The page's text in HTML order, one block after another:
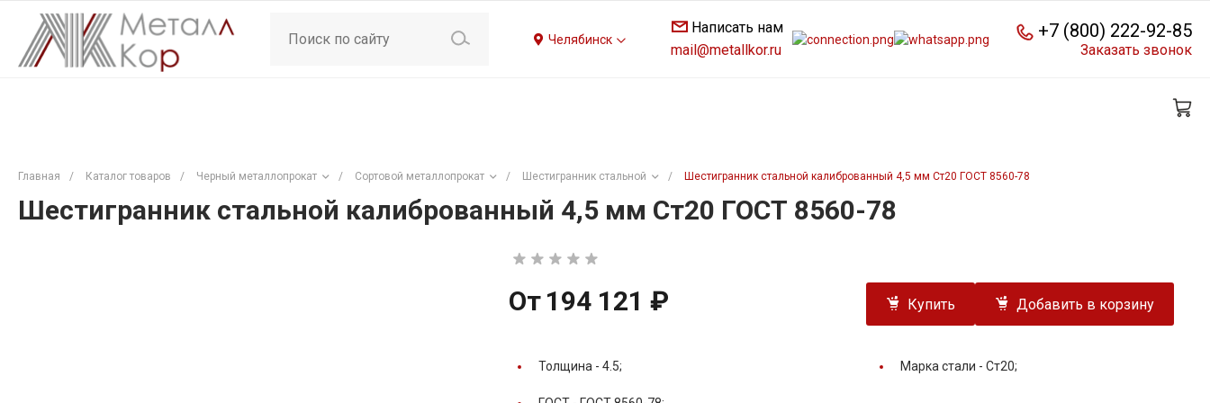
Челябинск
Написать нам
mail@metallkor.ru
+7 (800) 222-92-85
Заказать звонок
Главная / Каталог товаров / Черный металлопрокат / Сортовой металлопрокат / Шестигранник стальной / Шестигранник стальной калиброванный 4,5 мм Ст20 ГОСТ 8560-78
Шестигранник стальной калиброванный 4,5 мм Ст20 ГОСТ 8560-78
От 194 121 ₽ Купить Добавить в корзину
Толщина - 4.5; Марка стали - Ст20;